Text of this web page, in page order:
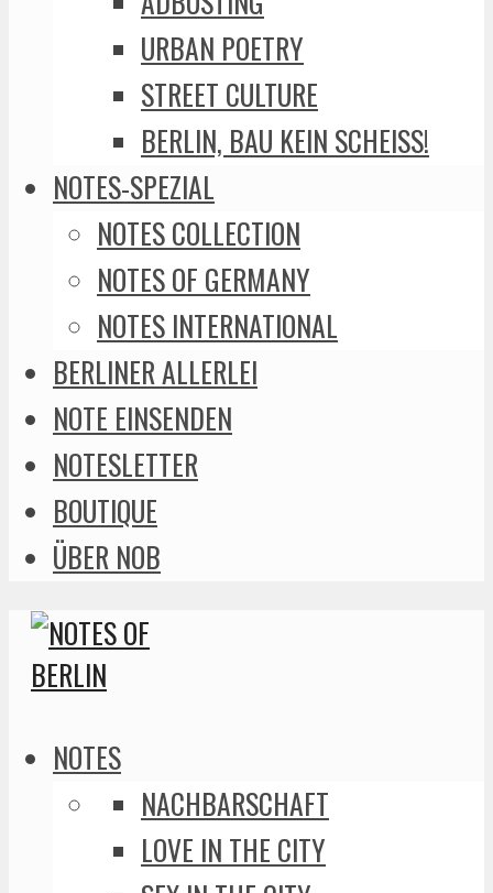
URBAN POETRY
STREET CULTURE
BERLIN, BAU KEIN SCHEISS!
NOTES-SPEZIAL
NOTES COLLECTION
NOTES OF GERMANY
NOTES INTERNATIONAL
BERLINER ALLERLEI
NOTE EINSENDEN
NOTESLETTER
BOUTIQUE
ÜBER NOB
NOTES
NACHBARSCHAFT
LOVE IN THE CITY